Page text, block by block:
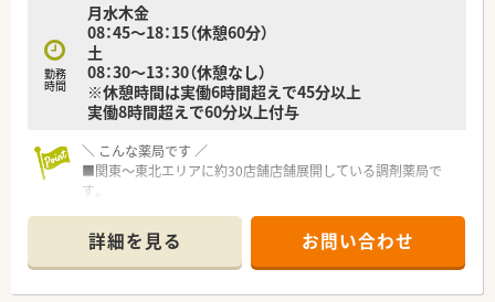
勤務
時間
月水木金
08：45～18：15（休憩60分）
土
08：30～13：30（休憩なし）
※休憩時間は実働6時間超えで45分以上
実働8時間超えで60分以上付与
＼ こんな薬局です ／
■関東～東北エリアに約30店舗店舗展開している調剤薬局で
す。
導」に注力しており、薬剤業務とともに栄養指導業務に関する専
門研修や勉強会もおこなっています
■患者様がくつろげる店舗作りや、地域の方とのふれあいを持て
る企画を発案し実施しています。
詳細を見る お問い合わせ